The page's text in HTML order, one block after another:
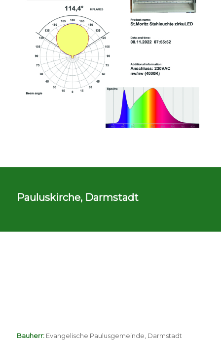
Pauluskirche, Darmstadt
Bauherr:Evangelische Paulusgemeinde, Darmstadt